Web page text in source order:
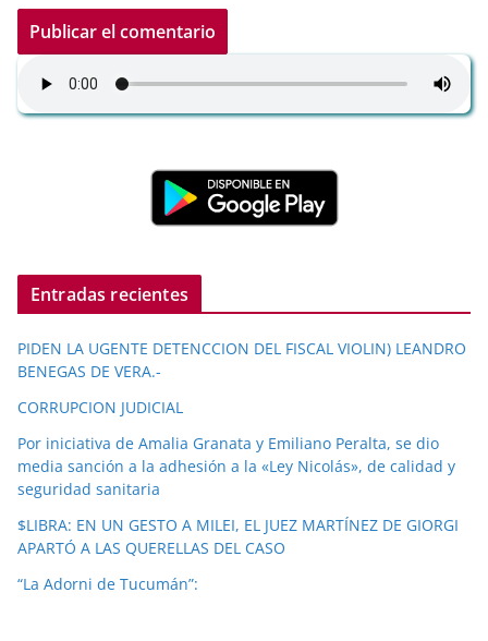
Entradas recientes
PIDEN LA UGENTE DETENCCION DEL FISCAL VIOLIN) LEANDRO
BENEGAS DE VERA.-
CORRUPCION JUDICIAL
Por iniciativa de Amalia Granata y Emiliano Peralta, se dio
media sanción a la adhesión a la «Ley Nicolás», de calidad y
seguridad sanitaria
$LIBRA: EN UN GESTO A MILEI, EL JUEZ MARTÍNEZ DE GIORGI
APARTÓ A LAS QUERELLAS DEL CASO
“La Adorni de Tucumán”: